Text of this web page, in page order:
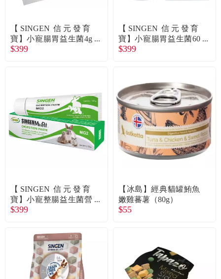
【SINGEN 信元發育
寶】小寵腸胃益生菌4g
*10包（廠商直送）
$399
【SINGEN 信元發育
寶】小寵腸胃益生菌60
g（廠商直送）
$399
【SINGEN 信元發育
寶】小寵整腸益生菌營
養膏50g（廠商直送）
$399
【冰島】經典貓罐鮪魚
嫩雞蕃薯（80g）
$55